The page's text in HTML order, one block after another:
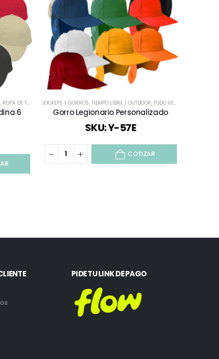
, ROPA DE TRABAJO Y PUBLICITARIO ,ROPA DEPORTIVA ,TODO VESTUARIO,TODOS
6
JOCKEYS Y GORROS, TIEMPO LIBRE / OUTDOOR, TODO VESTUARIO
Gorro Legionario Personalizado
SKU: Y-57E
COTIZAR
PIDE TU LINK DE PAGO